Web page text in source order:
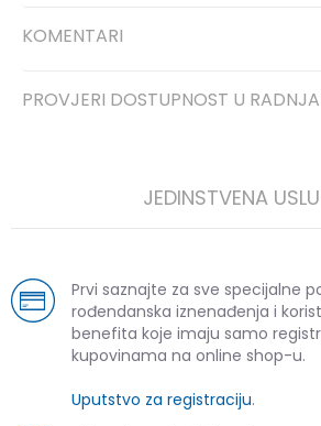
KOMENTARI
PROVJERI DOSTUPNOST U
JEDINSTVENA
Prvi saznajte za sve specijalne
rođendanska iznenađenja i
benefita koje imaju samo
kupovinama na online shop-u.
Uputstvo za registraciju.